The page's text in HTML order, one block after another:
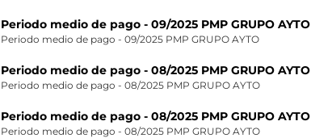
Periodo medio de pago - 09/2025 PMP GRUPO AYTO
Periodo medio de pago - 09/2025 PMP GRUPO AYTO
Periodo medio de pago - 08/2025 PMP GRUPO AYTO
Periodo medio de pago - 08/2025 PMP GRUPO AYTO
Periodo medio de pago - 08/2025 PMP GRUPO AYTO
Periodo medio de pago - 08/2025 PMP GRUPO AYTO